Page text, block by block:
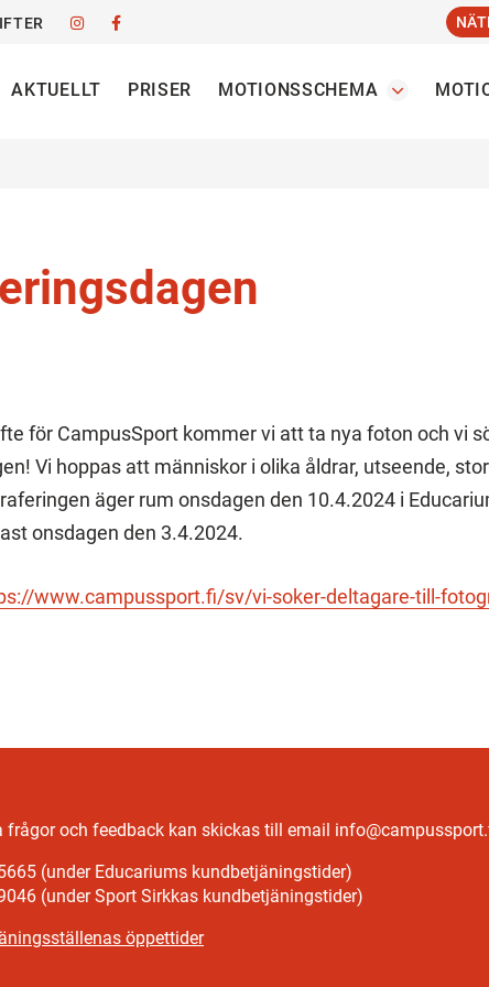
AKTUELLT PRISER MOTIONSSCHEMA
för CampusSport kommer vi att ta nya foton och vi
Vi hoppas att människor i olika åldrar, utseende,
äger rum onsdagen den 10.4.2024 i
onsdagen den 3.4.2024.
www.campussport.fi/sv/vi-soker-deltagare-till-
frågor och feedback kan skickas till email
(under Educariums kundbetjäningstider)
(under Sport Sirkkas kundbetjäningstider)
öppettider